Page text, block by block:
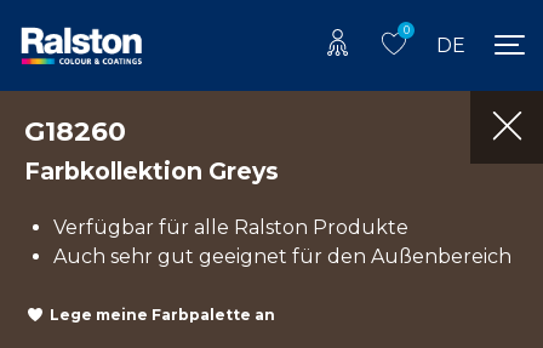
0
DE
G18260
Farbkollektion Greys
Verfügbar für alle Ralston Produkte
Auch sehr gut geeignet für den Außenbereich
Lege meine Farbpalette an